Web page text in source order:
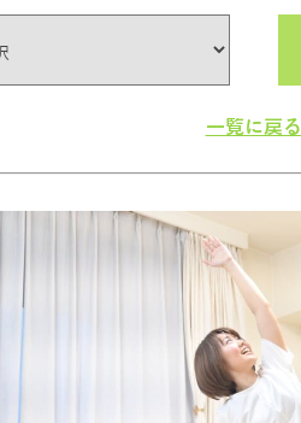
JAHAヨガスタジオ概要
ベビママヨガW通信
オンラインヨガ詳細
一覧に戻る